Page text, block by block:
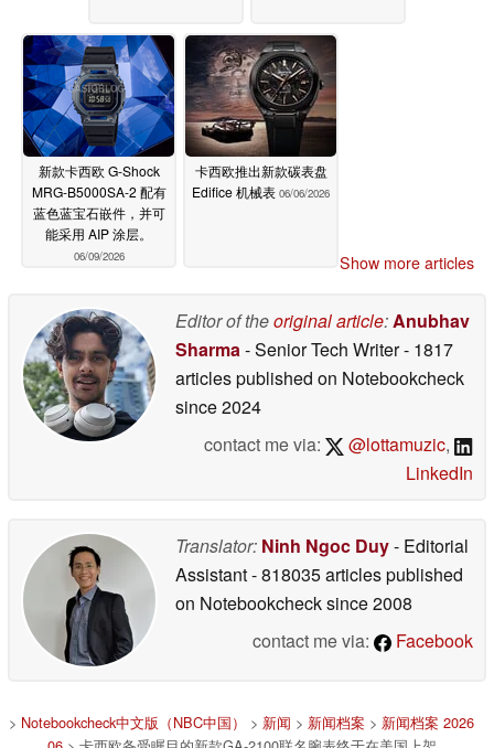
新款卡西欧 G-Shock
MRG-B5000SA-2 配有
蓝色蓝宝石嵌件，并可
能采用 AIP 涂层。
06/09/2026
卡西欧推出新款碳表盘
Edifice 机械表 06/06/2026
Show more articles
Editor of theoriginal article:Anubhav
Sharma- Senior Tech Writer- 1817
articles published on Notebookcheck
since 2024
contact me via:
@lottamuzic,
LinkedIn
Translator: Ninh Ngoc Duy- Editorial
Assistant- 818035 articles published
on Notebookchecksince 2008
contact me via:
Facebook
> Notebookcheck中文版（NBC中国） > 新闻 > 新闻档案 > 新闻档案 2026